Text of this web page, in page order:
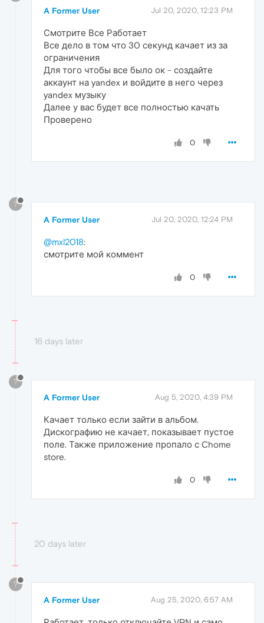
A Former User Jul 20, 2020, 12:23 PM
Смотрите Все Работает
Все дело в том что 30 секунд качает из за
ограничения
Для того чтобы все было ок - создайте
аккаунт на yandex и войдите в него через
yandex музыку
Далее у вас будет все полностью качать
Проверено
0
?
A Former User Jul 20, 2020, 12:24 PM
@mxl2018:
смотрите мой коммент
0
16 days later
?
A Former User Aug 5, 2020, 4:39 PM
Качает только если зайти в альбом.
Дискографию не качает, показывает пустое
поле. Также приложение пропало с Chome
store.
0
20 days later
?
A Former User Aug 25, 2020, 6:57 AM